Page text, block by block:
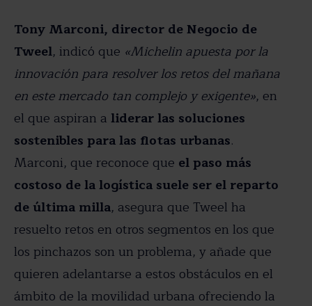
Tony Marconi, director de Negocio de
Tweel, indicó que «Michelin apuesta por la
innovación para resolver los retos del mañana
en este mercado tan complejo y exigente», en
el que aspiran a liderar las soluciones
sostenibles para las flotas urbanas.
Marconi, que reconoce que el paso más
costoso de la logística suele ser el reparto
de última milla, asegura que Tweel ha
resuelto retos en otros segmentos en los que
los pinchazos son un problema, y añade que
quieren adelantarse a estos obstáculos en el
ámbito de la movilidad urbana ofreciendo la